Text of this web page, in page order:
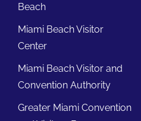
Beach
Miami Beach Visitor
Center
Miami Beach Visitor and
Convention Authority
Greater Miami Convention